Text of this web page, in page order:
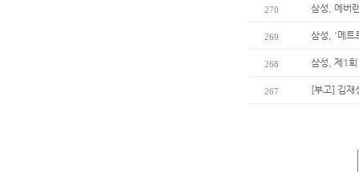
270 삼성, 에버
269 삼성, '메트
268 삼성, 제1회
267 [부고] 김재